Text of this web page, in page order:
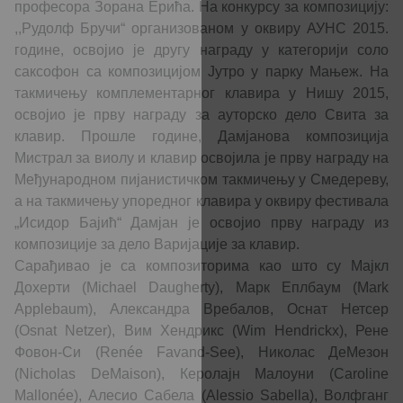
професора Зорана Ерића. На конкурсу за композицију:
,,Рудолф Бручи“ организованом у оквиру АУНС 2015.
године, освојио је другу награду у категорији соло
саксофон са композицијом Јутро у парку Мањеж. На
такмичењу комплементарног клавира у Нишу 2015,
освојио је прву награду за ауторско дело Свита за
клавир. Прошле године, Дамјанова композиција
Мистрал за виолу и клавир освојила је прву награду на
Међународном пијанистичком такмичењу у Смедереву,
а на такмичењу упоредног клавира у оквиру фестивала
„Исидор Бајић“ Дамјан је освојио прву награду из
композиције за дело Варијације за клавир.
Сарађивао је са композиторима као што су Мајкл
Дохерти (Michael Daugherty), Марк Еплбаум (Mark
Applebaum), Александра Вребалов, Оснат Нетсер
(Osnat Netzer), Вим Хендрикс (Wim Hendrickx), Рене
Фовон-Си (Renée Favand-See), Николас ДеМезон
(Nicholas DeMaison), Керолајн Малоуни (Caroline
Mallonée), Алесио Сабела (Alessio Sabella), Волфганг